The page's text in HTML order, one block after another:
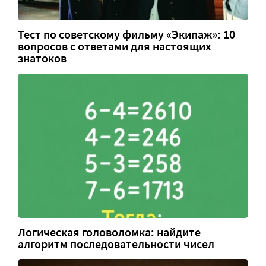
Тест по советскому фильму «Экипаж»: 10
вопросов с ответами для настоящих
знатоков
Логическая головоломка: найдите
алгоритм последовательности чисел